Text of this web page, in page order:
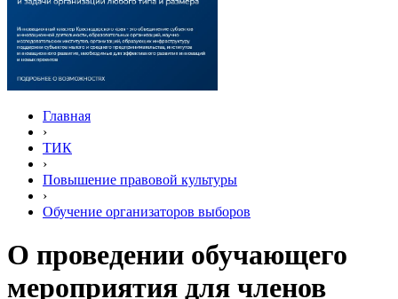
Главная
›
ТИК
›
Повышение правовой культуры
›
Обучение организаторов выборов
О проведении обучающего
мероприятия для членов